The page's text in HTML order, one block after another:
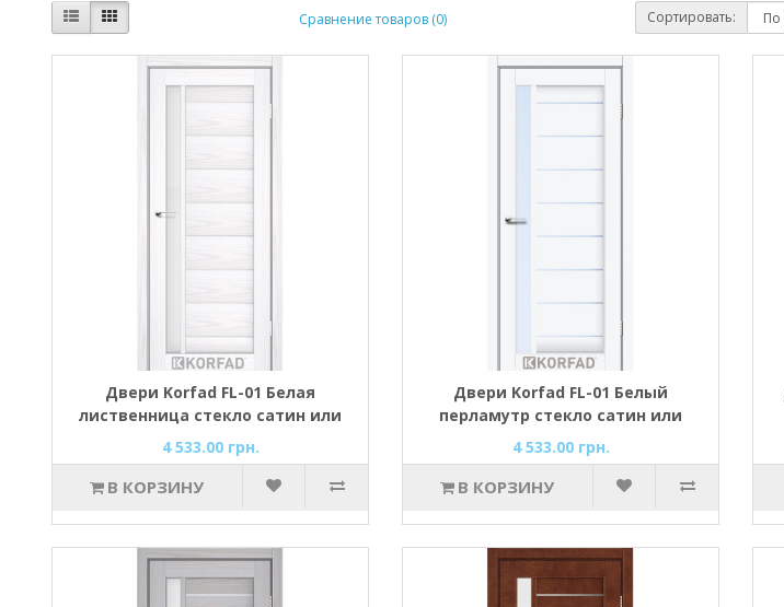
Сравнение товаров (0) Сортировать:
Двери Korfad FL-01 Белая
лиственница стекло сатин или
черное
4 533.00 грн.
В КОРЗИНУ
Двери Korfad FL-01 Белый
перламутр стекло сатин или
черное
4 533.00 грн.
В КОРЗИНУ